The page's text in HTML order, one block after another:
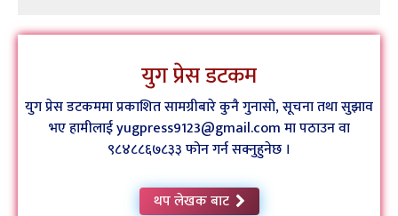
युग प्रेस डटकम
युग प्रेस डटकममा प्रकाशित सामग्रीबारे कुनै गुनासो, सूचना तथा सुझाव
भए हामीलाई yugpress9123@gmail.com मा पठाउन वा
९८४८८६७८३३ फोन गर्न सक्नुहुनेछ ।
थप लेखक बाट